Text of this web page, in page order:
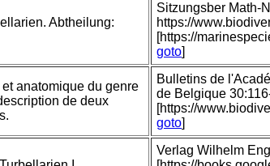
Abtheilung:
Sitzungsber Math-
https://
[https://
goto]
anatomique du genre
de deux
Bulletins de
de Belgique
[https://
goto]
Verlag Wilhelm